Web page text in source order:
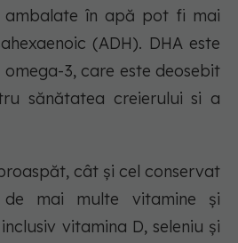
ambalate în apă pot fi mai
(ADH). DHA este
3, care este deosebit
sănătatea creierului si a
cât și cel conservat
mai multe vitamine și
vitamina D, seleniu și